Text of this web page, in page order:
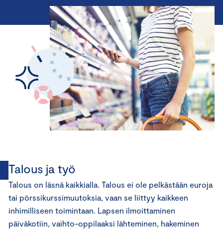
Talous ja työ
Talous on läsnä kaikkialla. Talous ei ole pelkästään euroja
tai pörssikurssimuutoksia, vaan se liittyy kaikkeen
inhimilliseen toimintaan. Lapsen ilmoittaminen
päiväkotiin, vaihto-oppilaaksi lähteminen, hakeminen